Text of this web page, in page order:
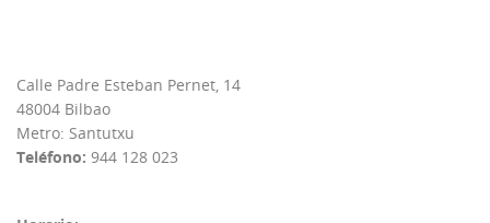
Calle Padre Esteban Pernet, 14
48004 Bilbao
Metro: Santutxu
Teléfono: 944 128 023